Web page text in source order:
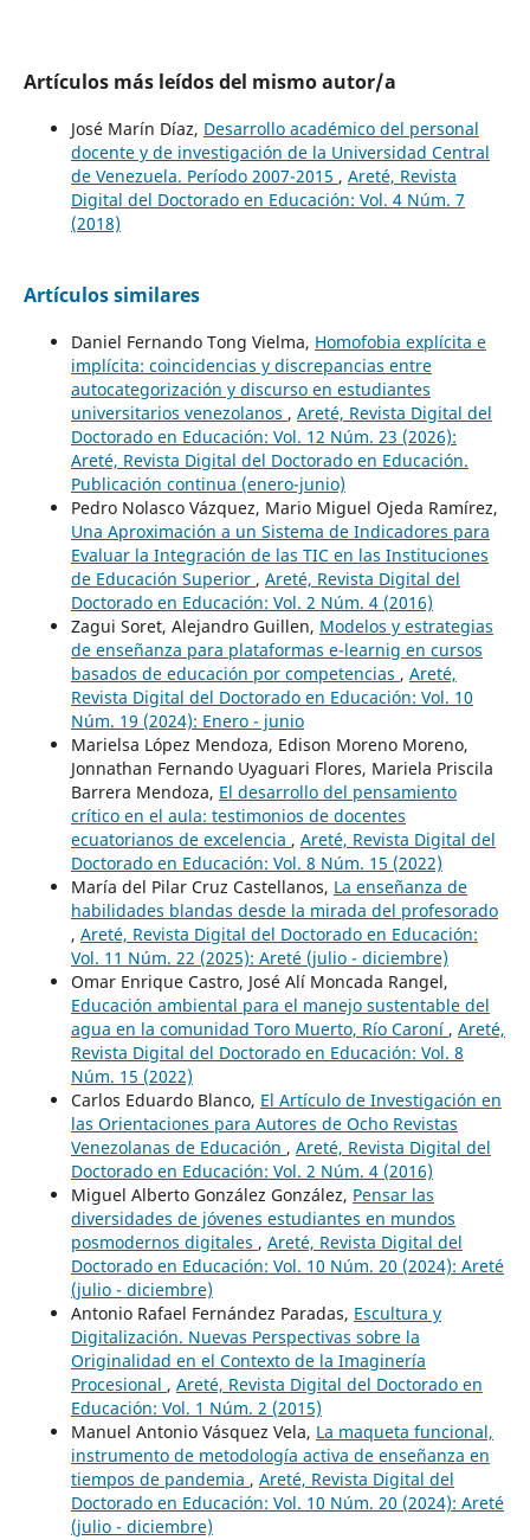
Artículos más leídos del mismo autor/a
José Marín Díaz, Desarrollo académico del personal
docente y de investigación de la Universidad Central
de Venezuela. Período 2007-2015 , Areté, Revista
Digital del Doctorado en Educación: Vol. 4 Núm. 7
(2018)
Artículos similares
Daniel Fernando Tong Vielma, Homofobia explícita e
implícita: coincidencias y discrepancias entre
autocategorización y discurso en estudiantes
universitarios venezolanos , Areté, Revista Digital del
Doctorado en Educación: Vol. 12 Núm. 23 (2026):
Areté, Revista Digital del Doctorado en Educación.
Publicación continua (enero-junio)
Pedro Nolasco Vázquez, Mario Miguel Ojeda Ramírez,
Una Aproximación a un Sistema de Indicadores para
Evaluar la Integración de las TIC en las Instituciones
de Educación Superior , Areté, Revista Digital del
Doctorado en Educación: Vol. 2 Núm. 4 (2016)
Zagui Soret, Alejandro Guillen, Modelos y estrategias
de enseñanza para plataformas e-learnig en cursos
basados de educación por competencias , Areté,
Revista Digital del Doctorado en Educación: Vol. 10
Núm. 19 (2024): Enero - junio
Marielsa López Mendoza, Edison Moreno Moreno,
Jonnathan Fernando Uyaguari Flores, Mariela Priscila
Barrera Mendoza, El desarrollo del pensamiento
crítico en el aula: testimonios de docentes
ecuatorianos de excelencia , Areté, Revista Digital del
Doctorado en Educación: Vol. 8 Núm. 15 (2022)
María del Pilar Cruz Castellanos, La enseñanza de
habilidades blandas desde la mirada del profesorado
, Areté, Revista Digital del Doctorado en Educación:
Vol. 11 Núm. 22 (2025): Areté (julio - diciembre)
Omar Enrique Castro, José Alí Moncada Rangel,
Educación ambiental para el manejo sustentable del
agua en la comunidad Toro Muerto, Río Caroní , Areté,
Revista Digital del Doctorado en Educación: Vol. 8
Núm. 15 (2022)
Carlos Eduardo Blanco, El Artículo de Investigación en
las Orientaciones para Autores de Ocho Revistas
Venezolanas de Educación , Areté, Revista Digital del
Doctorado en Educación: Vol. 2 Núm. 4 (2016)
Miguel Alberto González González, Pensar las
diversidades de jóvenes estudiantes en mundos
posmodernos digitales , Areté, Revista Digital del
Doctorado en Educación: Vol. 10 Núm. 20 (2024): Areté
(julio - diciembre)
Antonio Rafael Fernández Paradas, Escultura y
Digitalización. Nuevas Perspectivas sobre la
Originalidad en el Contexto de la Imaginería
Procesional , Areté, Revista Digital del Doctorado en
Educación: Vol. 1 Núm. 2 (2015)
Manuel Antonio Vásquez Vela, La maqueta funcional,
instrumento de metodología activa de enseñanza en
tiempos de pandemia , Areté, Revista Digital del
Doctorado en Educación: Vol. 10 Núm. 20 (2024): Areté
(julio - diciembre)